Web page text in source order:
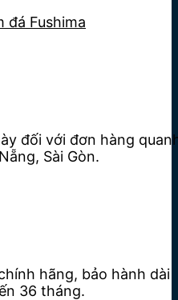
đá Fushima
đối với đơn hàng
Sài Gòn.
hãng, bảo hành dài
36 tháng.